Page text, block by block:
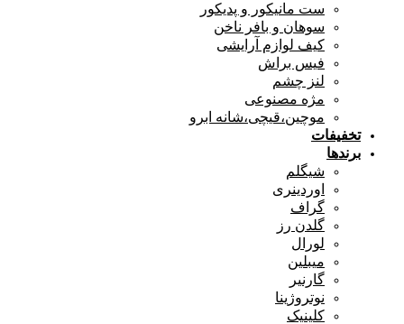
ست مانیکور و پدیکور
سوهان و بافر ناخن
کیف لوازم آرایشی
فیس براش
لنز چشم
مژه مصنوعی
موچین،قیچی،شانه ابرو
تخفیفات
برندها
شیگلم
اوردینری
گراف
گلدن رز
لورال
میبلین
گارنیر
نوتروژینا
کلینیک